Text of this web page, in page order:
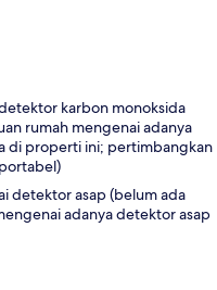
karbon monoksida
rumah mengenai adanya
di properti ini; pertimbangkan
detektor asap (belum ada
adanya detektor asap